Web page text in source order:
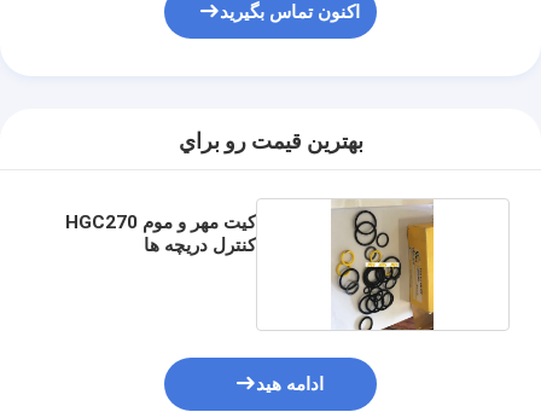
اکنون تماس بگیرید
بهترين قيمت رو براي
کیت مهر و موم HGC270
کنترل دریچه ها
ادامه هید